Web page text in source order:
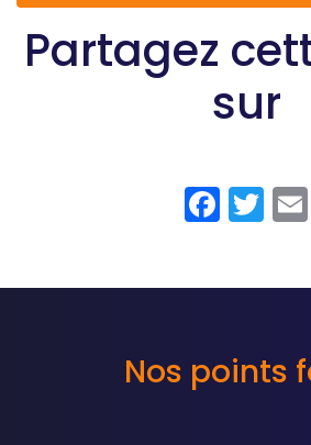
Partagez
sur
Nos points